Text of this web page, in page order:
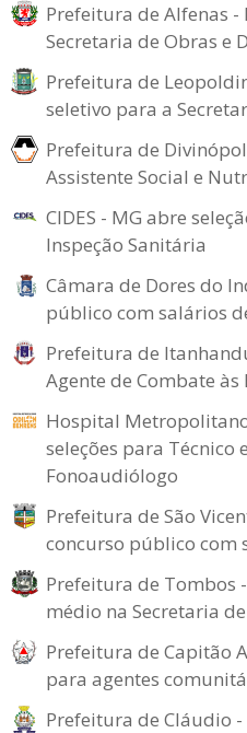
Prefeitura de Alfenas -
Secretaria de Obras e
Prefeitura de
seletivo para a
Prefeitura de
Assistente Social e
CIDES - MG abre
Inspeção Sanitária
Câmara de Dores do
público com salários
Prefeitura de
Agente de Combate às
Hospital
seleções para Técnico
Fonoaudiólogo
Prefeitura de São
concurso público com
Prefeitura de Tombos
médio na Secretaria
Prefeitura de Capitão
para agentes
Prefeitura de Cláudio